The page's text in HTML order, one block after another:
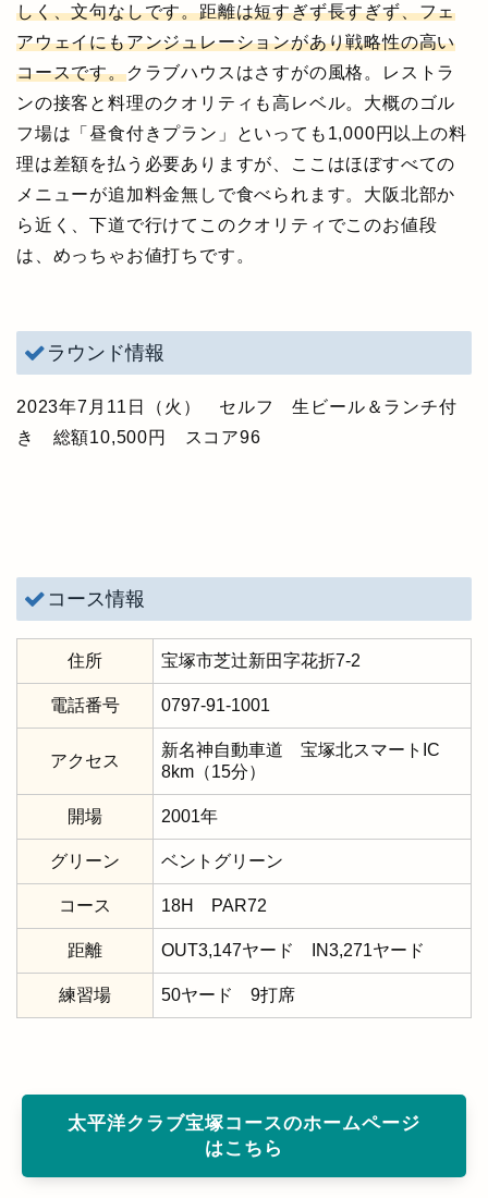
しく、文句なしです。距離は短すぎず長すぎず、フェ
アウェイにもアンジュレーションがあり戦略性の高い
コースです。クラブハウスはさすがの風格。レストラ
ンの接客と料理のクオリティも高レベル。大概のゴル
フ場は「昼食付きプラン」といっても1,000円以上の料
理は差額を払う必要ありますが、ここはほぼすべての
メニューが追加料金無しで食べられます。大阪北部か
ら近く、下道で行けてこのクオリティでこのお値段
は、めっちゃお値打ちです。
ラウンド情報
2023年7月11日（火） セルフ 生ビール＆ランチ付
き 総額10,500円 スコア96
コース情報
住所 宝塚市芝辻新田字花折7-2
電話番号 0797-91-1001
アクセス
新名神自動車道 宝塚北スマートIC
8km（15分）
開場 2001年
グリーン ベントグリーン
コース 18H PAR72
距離 OUT3,147ヤード IN3,271ヤード
練習場 50ヤード 9打席
太平洋クラブ宝塚コースのホームページ
はこちら